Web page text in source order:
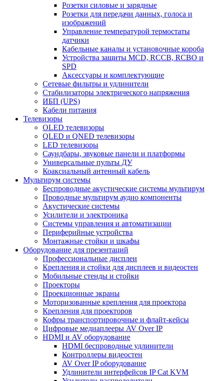
Розетки силовые и зарядные
Розетки для передачи данных, голоса и
изображений
Управление температурой термостаты
датчики
Кабельные каналы и установочные короба
Устройства защиты MCD, RCCB, RCBO и
SPD
Аксессуары и комплектующие
Сетевые фильтры и удлинители
Стабилизаторы электрического напряжения
ИБП (UPS)
Кабели питания
Телевизоры
OLED телевизоры
QLED и QNED телевизоры
LED телевизоры
Саундбары, звуковые панели и платформы
Универсальные пульты ДУ
Коаксиальный антенный кабель
Мультирум системы
Беспроводные акустические системы мультирум
Проводные мультирум аудио компоненты
Акустические системы
Усилители и электроника
Системы управления и автоматизации
Периферийные устройства
Монтажные стойки и шкафы
Оборудование для презентаций
Профессиональные дисплеи
Крепления и стойки для дисплеев и видеостен
Мобильные стенды и стойки
Проекторы
Проекционные экраны
Моторизованные крепления для проектора
Крепления для проекторов
Кофры транспортировочные и флайт-кейсы
Цифровые медиаплееры AV Over IP
HDMI и AV оборудование
HDMI беспроводные удлинители
Контроллеры видеостен
AV Over IP оборудование
Удлинители интерфейсов IP Cat KVM